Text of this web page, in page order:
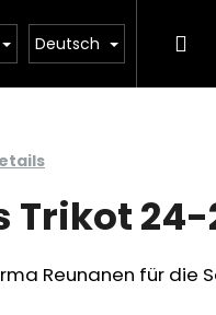
BEKLEIDUNG
Deutsch
24-
Reunanen für die